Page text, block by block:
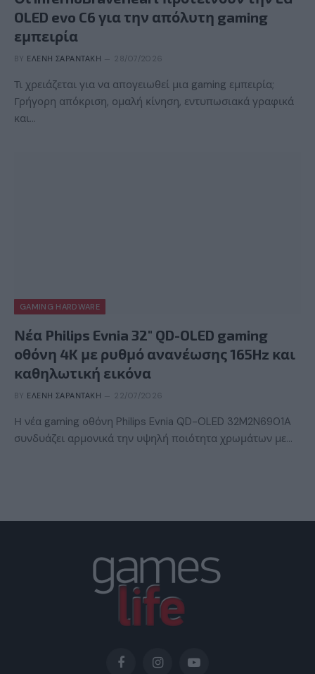
OLED evo C6 για την απόλυτη gaming
εμπειρία
BY ΕΛΈΝΗ ΣΑΡΑΝΤΆΚΗ 28/07/2026
Τι χρειάζεται για να απογειωθεί μια gaming εμπειρία;
Γρήγορη απόκριση, ομαλή κίνηση, εντυπωσιακά γραφικά
και…
GAMING HARDWARE
Νέα Philips Evnia 32″ QD-OLED gaming
οθόνη 4K με ρυθμό ανανέωσης 165Hz και
καθηλωτική εικόνα
BY ΕΛΈΝΗ ΣΑΡΑΝΤΆΚΗ 22/07/2026
Η νέα gaming οθόνη Philips Evnia QD-OLED 32M2N6901A
συνδυάζει αρμονικά την υψηλή ποιότητα χρωμάτων με…
FacebookInstagramYouTube